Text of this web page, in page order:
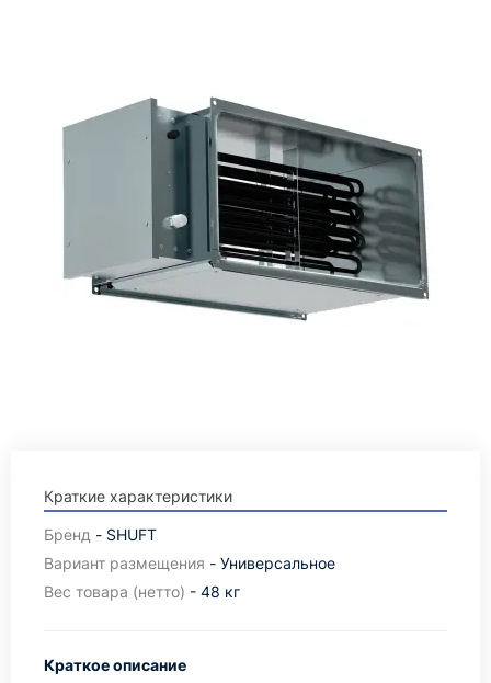
Краткие характеристики
Бренд - SHUFT
Вариант размещения - Универсальное
Вес товара (нетто) - 48 кг
Краткое описание